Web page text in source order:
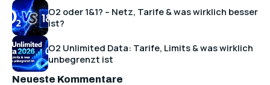
O2 oder 1&1? – Netz, Tarife & was wirklich besser
ist?
O2 Unlimited Data: Tarife, Limits & was wirklich
unbegrenzt ist
Neueste Kommentare